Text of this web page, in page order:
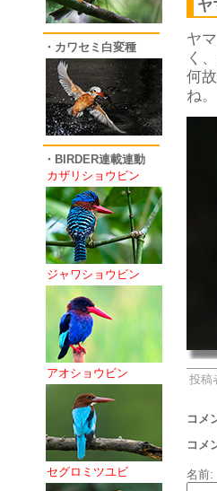
・カワセミ白変種
・BIRDER連載連動
カザリショウビン
ジャワショウビン
アオショウビン
セグロミツユビ
ヤ
ヤ
く
何
ね。
投稿
コメ
コメ
名前: